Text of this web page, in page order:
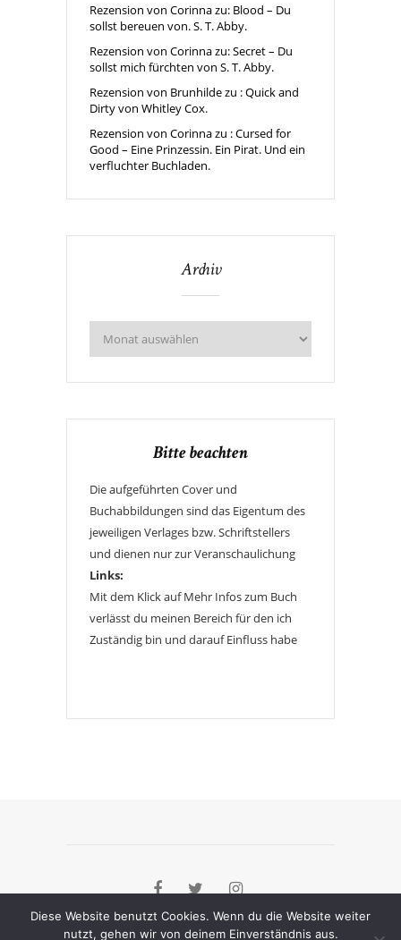
Rezension von Corinna zu: Blood – Du
sollst bereuen von. S. T. Abby.
Rezension von Corinna zu: Secret – Du
sollst mich fürchten von S. T. Abby.
Rezension von Brunhilde zu : Quick and
Dirty von Whitley Cox.
Rezension von Corinna zu : Cursed for
Good – Eine Prinzessin. Ein Pirat. Und ein
verfluchter Buchladen.
Archiv
Bitte beachten
Die aufgeführten Cover und
Buchabbildungen sind das Eigentum des
jeweiligen Verlages bzw. Schriftstellers
und dienen nur zur Veranschaulichung
Links:
Mit dem Klick auf Mehr Infos zum Buch
verlässt du meinen Bereich für den ich
Zuständig bin und darauf Einfluss habe
Diese Website benutzt Cookies. Wenn du die Website weiter
nutzt, gehen wir von deinem Einverständnis aus.